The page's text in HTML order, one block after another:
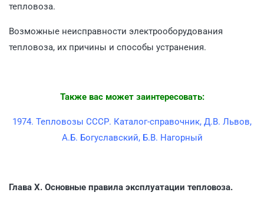
тепловоза.
Возможные неисправности электрооборудования
тепловоза, их причины и спо­собы устранения.
Также вас может заинтересовать:
1974. Тепловозы СССР. Каталог-справочник, Д.В. Львов,
А.Б. Богуславский, Б.В. Нагорный
Глава X. Основные правила эксплуатации тепловоза.